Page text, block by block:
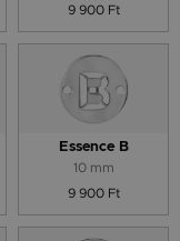
9 900 Ft
Essence B
10 mm
9 900 Ft